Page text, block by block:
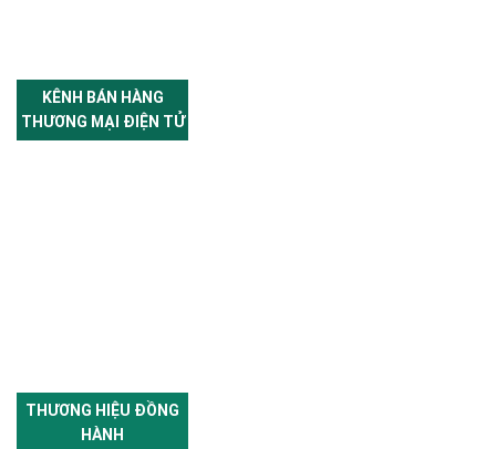
KÊNH BÁN HÀNG
THƯƠNG MẠI ĐIỆN TỬ
THƯƠNG HIỆU ĐỒNG
HÀNH